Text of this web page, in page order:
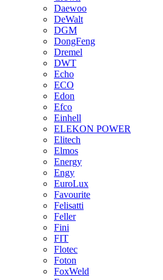
Daewoo
DeWalt
DGM
DongFeng
Dremel
DWT
Echo
ECO
Edon
Efco
Einhell
ELEKON POWER
Elitech
Elmos
Energy
Engy
EuroLux
Favourite
Felisatti
Feller
Fini
FIT
Flotec
Foton
FoxWeld